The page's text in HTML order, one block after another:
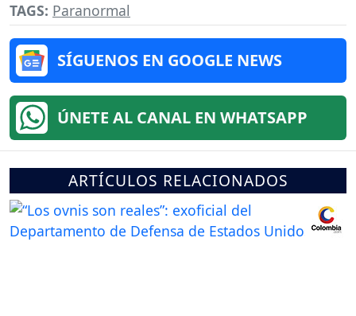
TAGS: Paranormal
SÍGUENOS EN GOOGLE NEWS
ÚNETE AL CANAL EN WHATSAPP
ARTÍCULOS RELACIONADOS